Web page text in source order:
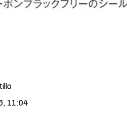
11:04